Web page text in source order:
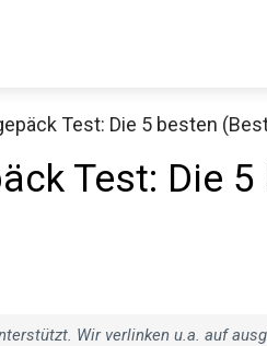
Test: Die 5 besten
Test: Die
Wir verlinken u.a. auf